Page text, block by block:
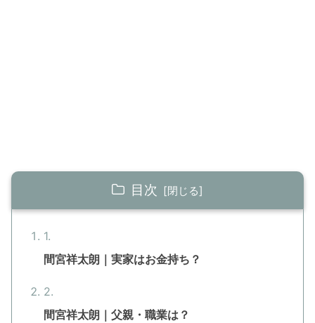
目次
間宮祥太朗｜実家はお金持ち？
間宮祥太朗｜父親・職業は？